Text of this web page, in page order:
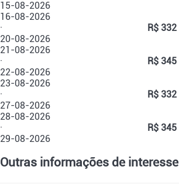
15-08-2026
16-08-2026
·
20-08-2026
R$ 332
21-08-2026
·
22-08-2026
R$ 345
23-08-2026
·
27-08-2026
R$ 332
28-08-2026
·
29-08-2026
R$ 345
Outras informações de interesse